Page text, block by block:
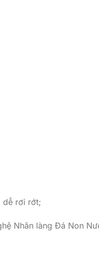
dễ rơi rớt;
Nhân làng Đá Non